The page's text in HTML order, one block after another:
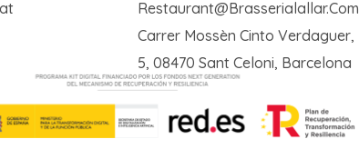
Restaurant@brasserialallar.com
Carrer Mossèn Cinto Verdaguer,
5, 08470 Sant Celoni, Barcelona